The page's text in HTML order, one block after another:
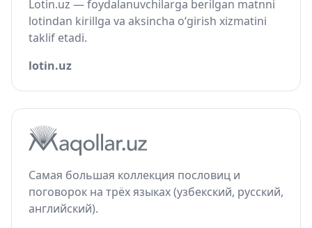
Lotin.uz — foydalanuvchilarga berilgan matnni
lotindan kirillga va aksincha o‘girish xizmatini
taklif etadi.
lotin.uz
Самая большая коллекция пословиц и
поговорок на трёх языках (узбекский, русский,
английский).